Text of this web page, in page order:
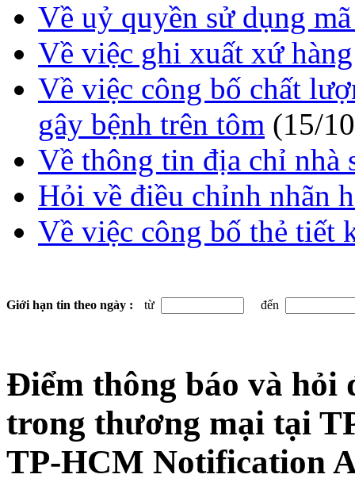
Về uỷ quyền sử dụng
Về việc ghi xuất xứ
Về việc công bố chất
gây bệnh trên tôm (15/
Về thông tin địa chỉ nhà
Hỏi về điều chỉnh nhãn
Về việc công bố thẻ tiết
Giới hạn tin theo ngày : từ đến
Điểm thông báo và hỏi
trong thương mại tại
TP-HCM Notification